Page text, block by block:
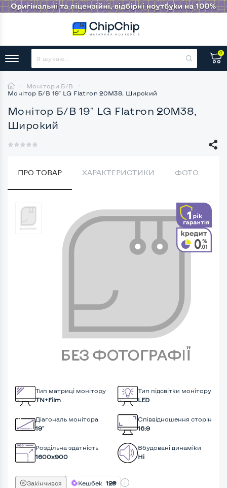
0
Монітори Б/В
Монітор Б/В 19" LG Flatron 20M38, Широкий
Монітор Б/В 19" LG Flatron 20M38,
Широкий
ПРО ТОВАР ХАРАКТЕРИСТИКИ ФОТО
Тип матриці монітору
TN+Film
Тип підсвітки монітору
LED
Діагональ монітора
19"
Співвідношення сторін
16:9
Роздільна здатність
1600x900
Вбудовані динаміки
Ні
Закінчився Кешбек 12₴